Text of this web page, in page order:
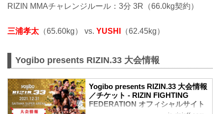
RIZIN MMAチャレンジルール：3分 3R（66.0kg契約）
三浦孝太 （65.60kg） vs. YUSHI （62.45kg）
Yogibo presents RIZIN.33 大会情報
Yogibo presents RIZIN.33 大会情報
／チケット - RIZIN FIGHTING
FEDERATION オフィシャルサイト